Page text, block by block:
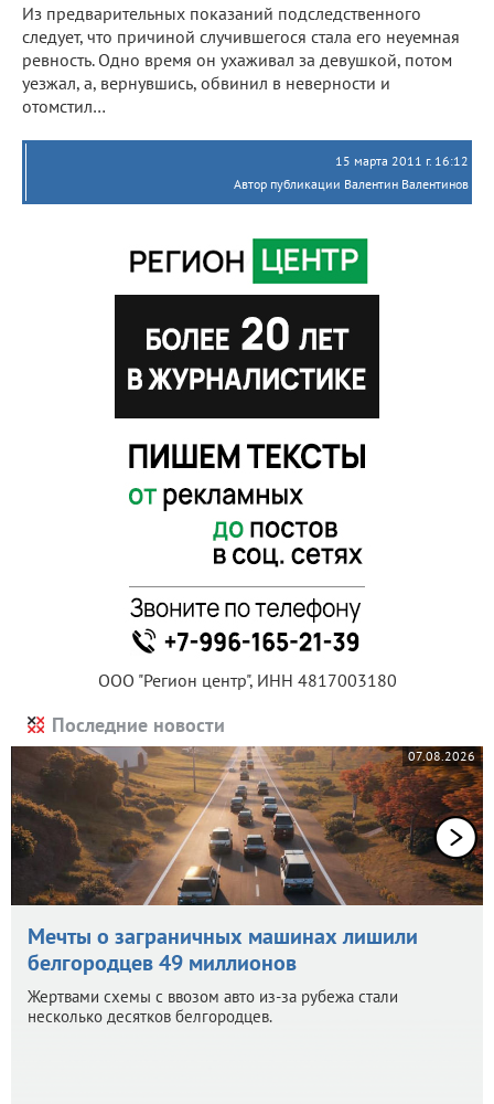
Из предварительных показаний подследственного
следует, что причиной случившегося стала его неуемная
ревность. Одно время он ухаживал за девушкой, потом
уезжал, а, вернувшись, обвинил в неверности и
отомстил…
15 марта 2011 г. 16:12
Автор публикации Валентин Валентинов
ООО "Регион центр", ИНН 4817003180
Последние новости
07.08.2026
Мечты о заграничных машинах лишили
белгородцев 49 миллионов
Жертвами схемы с ввозом авто из-за рубежа стали
несколько десятков белгородцев.